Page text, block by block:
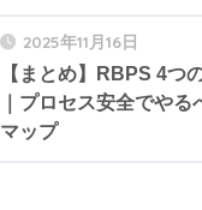
2025年11月16日
【まとめ】RBPS 4つ
｜プロセス安全でや
マップ